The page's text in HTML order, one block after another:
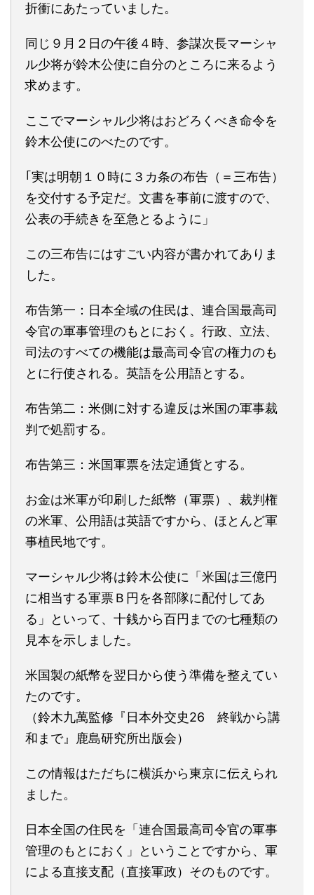
折衝にあたっていました。
同じ９月２日の午後４時、参謀次長マーシャ
ル少将が鈴木公使に自分のところに来るよう
求めます。
ここでマーシャル少将はおどろくべき命令を
鈴木公使にのべたのです。
｢実は明朝１０時に３カ条の布告（＝三布告）
を交付する予定だ。文書を事前に渡すので、
公表の手続きを至急とるように」
この三布告にはすごい内容が書かれてありま
した。
布告第一：日本全域の住民は、連合国最高司
令官の軍事管理のもとにおく。行政、立法、
司法のすべての機能は最高司令官の権力のも
とに行使される。英語を公用語とする。
布告第二：米側に対する違反は米国の軍事裁
判で処罰する。
布告第三：米国軍票を法定通貨とする。
お金は米軍が印刷した紙幣（軍票）、裁判権
の米軍、公用語は英語ですから、ほとんど軍
事植民地です。
マーシャル少将は鈴木公使に「米国は三億円
に相当する軍票Ｂ円を各部隊に配付してあ
る」といって、十銭から百円までの七種類の
見本を示しました。
米国製の紙幣を翌日から使う準備を整えてい
たのです。
（鈴木九萬監修『日本外交史26 終戦から講
和まで』鹿島研究所出版会）
この情報はただちに横浜から東京に伝えられ
ました。
日本全国の住民を「連合国最高司令官の軍事
管理のもとにおく」ということですから、軍
による直接支配（直接軍政）そのものです。